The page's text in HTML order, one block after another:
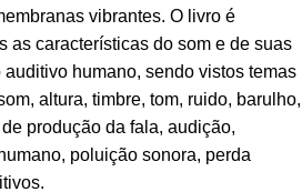
vibrantes. O livro é
as características do som e de suas
humano, sendo vistos temas
altura, timbre, tom, ruido, barulho,
produção da fala, audição,
poluição sonora, perda